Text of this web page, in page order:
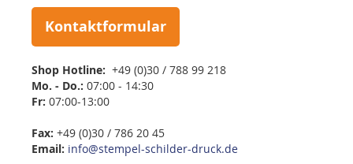
Kontaktformular
Shop Hotline: +49 (0)30 / 788 99 218
Mo. - Do.: 07:00 - 14:30
Fr: 07:00-13:00
Fax: +49 (0)30 / 786 20 45
Email: info@stempel-schilder-druck.de